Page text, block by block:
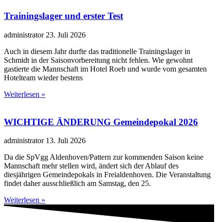
Trainingslager und erster Test
administrator 23. Juli 2026
Auch in diesem Jahr durfte das traditionelle Trainingslager in
Schmidt in der Saisonvorbereitung nicht fehlen. Wie gewohnt
gastierte die Mannschaft im Hotel Roeb und wurde vom gesamten
Hotelteam wieder bestens
Weiterlesen »
WICHTIGE ÄNDERUNG Gemeindepokal 2026
administrator 13. Juli 2026
Da die SpVgg Aldenhoven/Pattern zur kommenden Saison keine
Mannschaft mehr stellen wird, ändert sich der Ablauf des
diesjährigen Gemeindepokals in Freialdenhoven. Die Veranstaltung
findet daher ausschließlich am Samstag, den 25.
Weiterlesen »